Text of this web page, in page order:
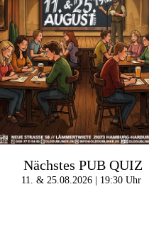
Nächstes PUB QUIZ
11. & 25.08.2026 | 19:30 Uhr